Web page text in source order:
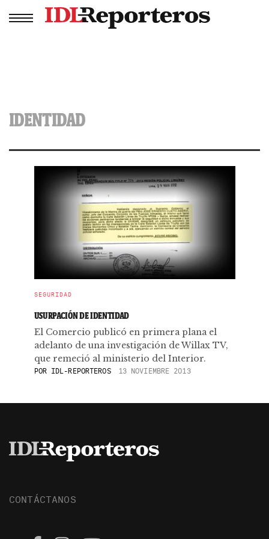
IDENTIDAD
SEGURIDAD
USURPACIÓN DE IDENTIDAD
El Comercio publicó en primera plana el
adelanto de una investigación de Willax TV,
que remeció al ministerio del Interior.
POR IDL-REPORTEROS 13 NOVIEMBRE 2013
CONTÁCTANOS